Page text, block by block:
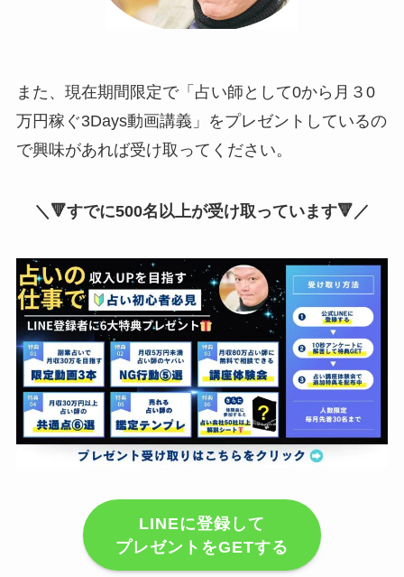
また、現在期間限定で「占い師として0から月３0
万円稼ぐ3Days動画講義」をプレゼントしているの
で興味があれば受け取ってください。
＼🔻すでに500名以上が受け取っています🔻／
LINEに登録して
プレゼントをGETする